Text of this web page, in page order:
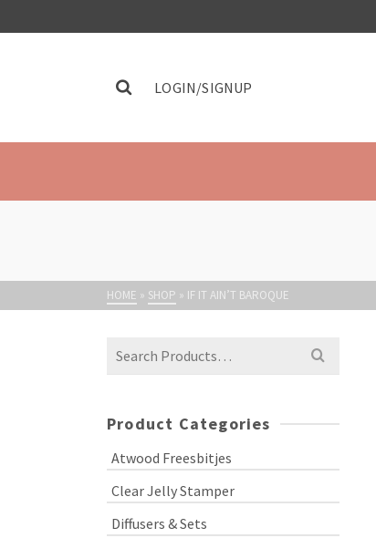
LOGIN/SIGNUP
HOME » SHOP » IF IT AIN’T BAROQUE
Product Categories
Atwood Freesbitjes
Clear Jelly Stamper
Diffusers & Sets